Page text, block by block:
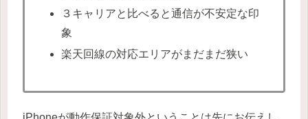
３キャリアと比べると通信が不安定な印
象
楽天回線の対応エリアがまだまだ狭い